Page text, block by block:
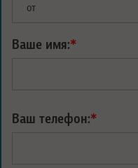
от
Ваше имя:*
Ваш телефон:*